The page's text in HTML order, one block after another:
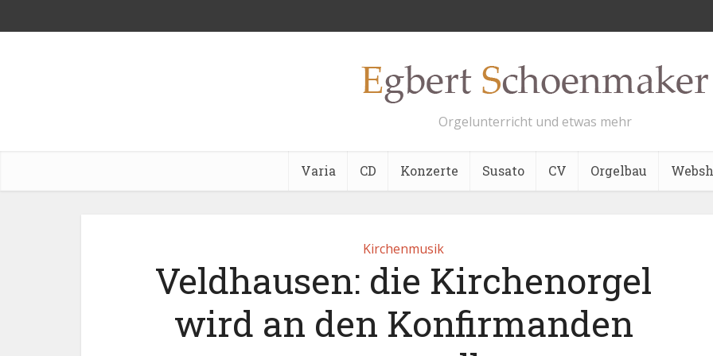
Orgelunterricht und etwas mehr
Varia CD Konzerte Susato CV Orgelbau
Kirchenmusik
Veldhausen: die Kirchenorgel
wird an den Konfirmanden